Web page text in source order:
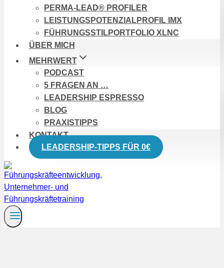
PERMA-LEAD® PROFILER
LEISTUNGSPOTENZIALPROFIL IMX
FÜHRUNGSSTILPORTFOLIO XLNC
ÜBER MICH
MEHRWERT
PODCAST
5 FRAGEN AN …
LEADERSHIP ESPRESSO
BLOG
PRAXISTIPPS
KONTAKT
LEADERSHIP-TIPPS FÜR 0€